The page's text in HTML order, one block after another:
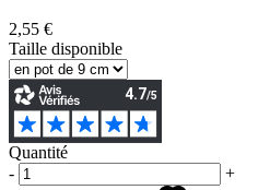
2,55 €
Taille disponible
Quantité
-
+